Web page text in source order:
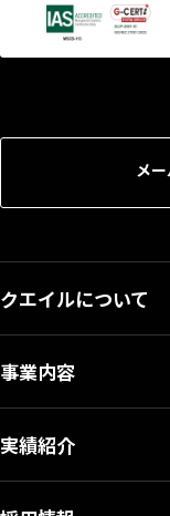
メ
クエイルについて
事業内容
実績紹介